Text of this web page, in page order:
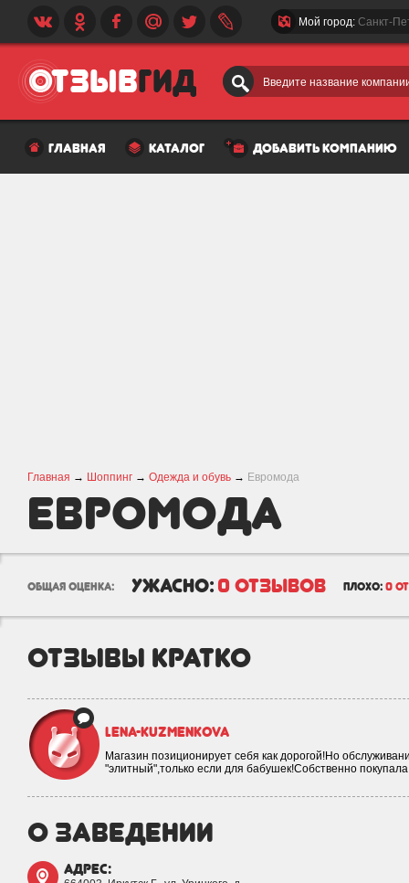
Введите название
Мой город: Санкт-
главная каталог добавить компанию
Главная → Шоппинг → Одежда и обувь → Евромода
Евромода
общая оценка: ужасно: 0 отзывов плохо: 0
отзывы кратко
lena-kuzmenkova
Магазин позиционирует себя как дорогой!Но
"элитный",только если для бабушек!Собственно
о заведении
адрес: